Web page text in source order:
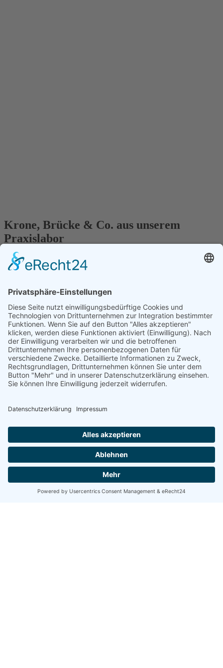
Krone, Brücke & Co. aus unserem
Praxislabor
weiterlesen
Da können Sie ganz beruhigt sein: Bei uns sind Sie in besten
Händen.
weiterlesen